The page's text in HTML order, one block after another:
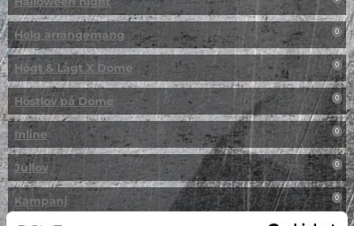
Helg arrangemang 0
Högt & Lågt X Dome 0
Höstlov på Dome 0
Inline 0
Jullov 0
Kampanj 0